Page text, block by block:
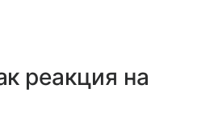
реакция на